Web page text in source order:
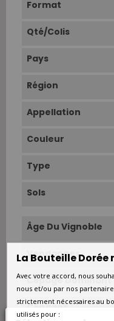
Format
Qté/Colis
Pays
Région
Appellation
Couleur
Type
Sols
Âge Du Vignoble
Vendanges
Cépage Dominant
Cépages
La Bouteille
Avec votre accord, nous
nous et/ou par nos
strictement nécessaires au
utilisés pour :